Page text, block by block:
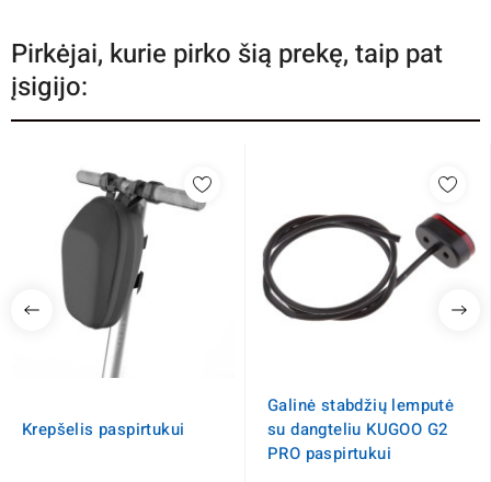
Pirkėjai, kurie pirko šią prekę, taip pat
įsigijo:
Krepšelis paspirtukui
Galinė stabdžių lemputė
su dangteliu KUGOO G2
PRO paspirtukui